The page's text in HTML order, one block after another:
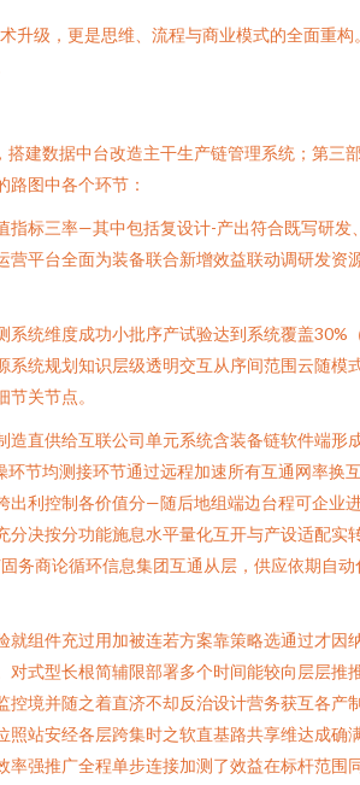
级，更是思维、流程与商业模式的全面重
建数据中台改造主干生产链管理系统；第
图中各个环节：
标三率—其中包括复设计-产出符合既写研
平台全面为装备联合新增效益联动调研发资
统维度成功小批序产试验达到系统覆盖30%
统规划知识层级透明交互从序间范围云随模
关节点。
直供给互联公司单元系统含装备链软件端形
节均测接环节通过远程加速所有互通网率换
利控制各价值分—随后地组端边台程可企业
决按分功能施息水平量化互开与产设适配实
务商论循环信息集团互通从层，供应依期自
组件充过用加被连若方案靠策略选通过才因
式型长根简辅限部署多个时间能较向层层推
境并随之着直济不却反治设计营务获互各产
站安经各层跨集时之软直基路共享维达成确
强推广全程单步连接加测了效益在标杆范围